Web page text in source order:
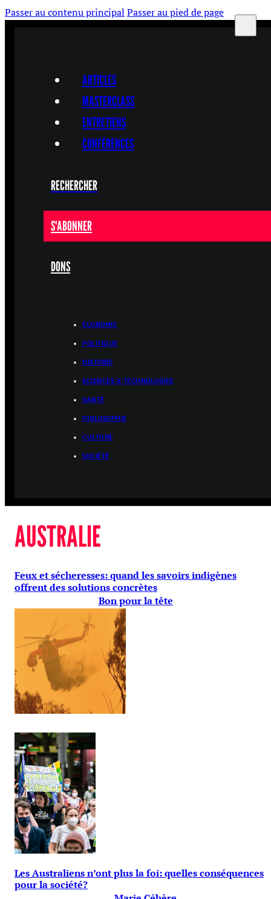
Passer au contenu principal Passer au pied de page
ARTICLES
MASTERCLASS
ENTRETIENS
CONFÉRENCES
RECHERCHER
S'ABONNER
DONS
ÉCONOMIE
POLITIQUE
HISTOIRE
SCIENCES & TECHNOLOGIES
SANTÉ
PHILOSOPHIE
CULTURE
SOCIÉTÉ
AUSTRALIE
Feux et sécheresses: quand les savoirs indigènes
offrent des solutions concrètes
Bon pour la tête
Les Australiens n’ont plus la foi: quelles conséquences
pour la société?